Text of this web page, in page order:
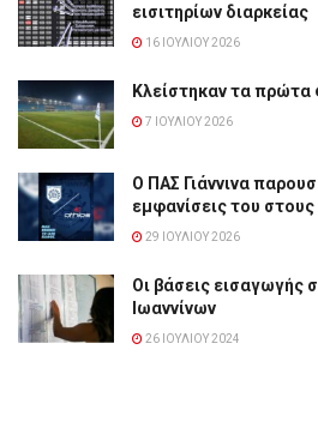
εισιτηρίων διαρκείας
16 ΙΟΥΛΊΟΥ 2026
Κλείστηκαν τα πρώτα
7 ΙΟΥΛΊΟΥ 2026
Ο ΠΑΣ Γιάννινα
εμφανίσεις του
29 ΙΟΥΛΊΟΥ 2026
Οι βάσεις εισαγωγής
Ιωαννίνων
26 ΙΟΥΛΊΟΥ 2024